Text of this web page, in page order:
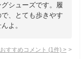
シューズです。履
、とても歩きやす
よ。
すすめコメント (1 件) >